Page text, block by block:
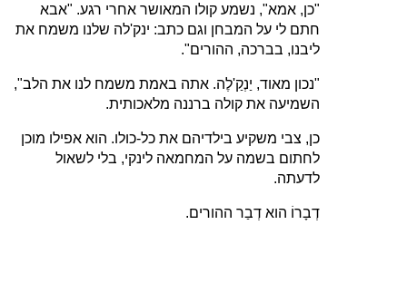
"כן, אמא", נשמע קולו המאושר אחרי רגע. "אבא
חתם לי על המבחן וגם כתב: ינק'לה שלנו משמח את
ליבנו, בברכה, ההורים".
"נכון מאוד, יַנְקַ'לֶה. אתה באמת משמח לנו את הלב",
השמיעה את קולה ברננה מלאכותית.
כן, צבי משקיע בילדיהם את כל‑כולו. הוא אפילו מוכן
לחתום בשמה על המחמאה לינקי, בלי לשאול
לדעתה.
דְבָרוֹ הוא דְבַר ההורים.